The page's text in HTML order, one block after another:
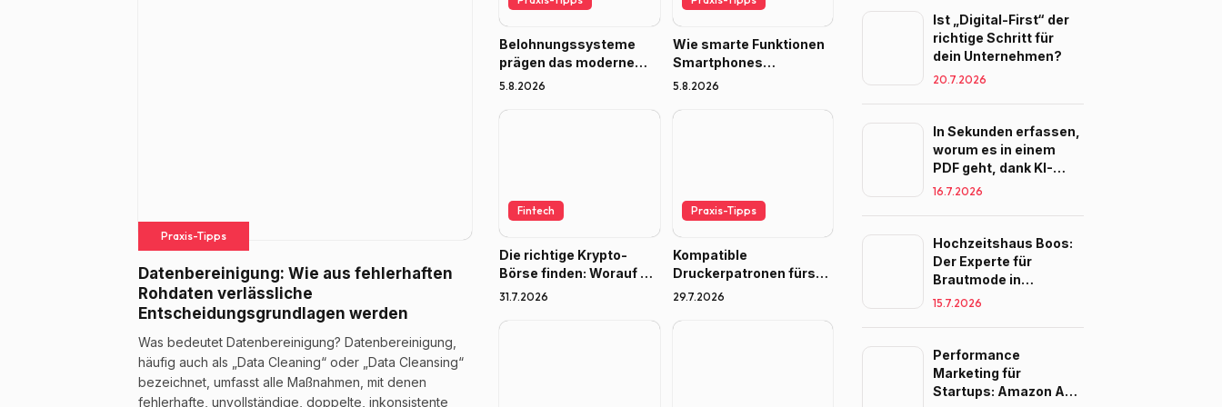
Praxis-Tipps
Datenbereinigung: Wie aus fehlerhaften
Rohdaten verlässliche
Entscheidungsgrundlagen werden
Was bedeutet Datenbereinigung? Datenbereinigung,
häufig auch als „Data Cleaning“ oder „Data Cleansing“
bezeichnet, umfasst alle Maßnahmen, mit denen
fehlerhafte, unvollständige, doppelte, inkonsistente
Belohnungssysteme
prägen das moderne
Spielerlebnis
5.8.2026
Wie smarte Funktionen
Smartphones
nützlicher machen
5.8.2026
Fintech
Die richtige Krypto-
Börse finden: Worauf es
2026 ankommt
31.7.2026
Praxis-Tipps
Kompatible
Druckerpatronen fürs
Home-Office: Wie viel
wirklich?
29.7.2026
Ist „Digital-First“ der
richtige Schritt für
dein Unternehmen?
20.7.2026
In Sekunden erfassen,
worum es in einem
PDF geht, dank KI-
Zusammenfassung
16.7.2026
Hochzeitshaus Boos:
Der Experte für
Brautmode in
Süddeutschland
15.7.2026
Performance
Marketing für
Startups: Amazon Ads